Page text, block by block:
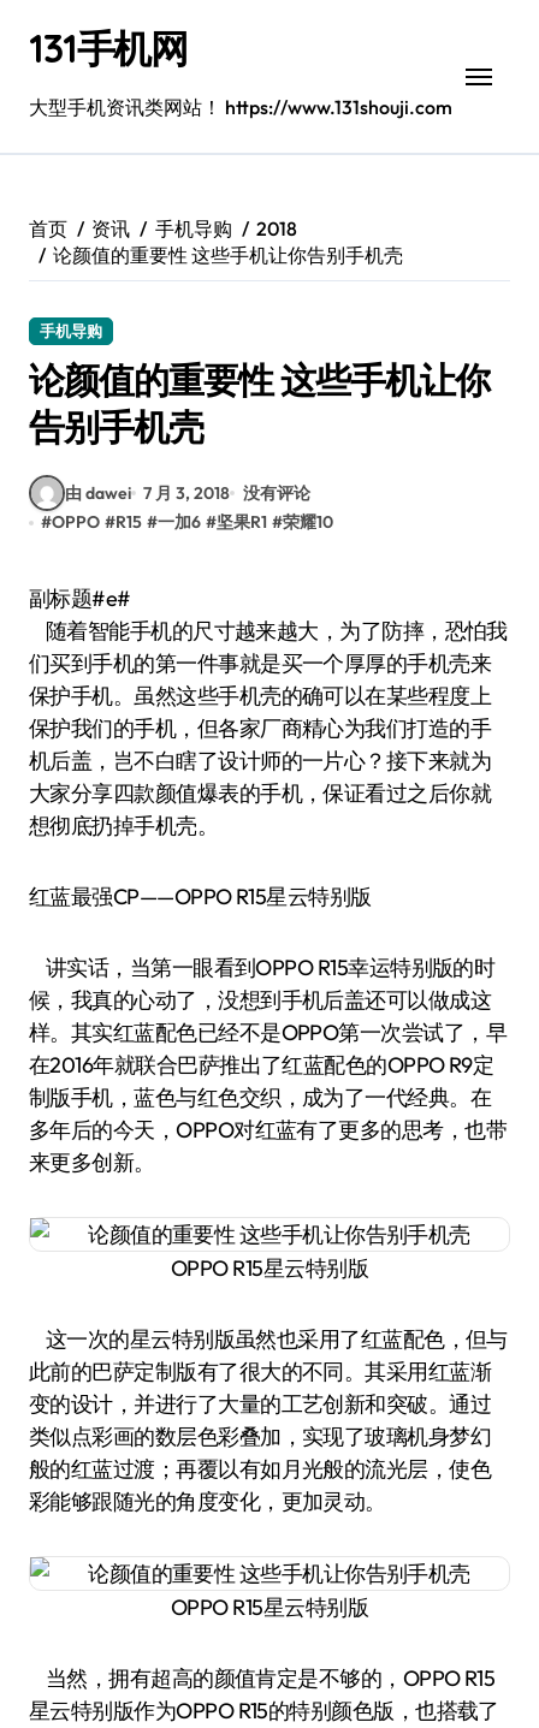
131手机网
大型手机资讯类网站！ https://www.131shouji.com
首页 资讯 手机导购
2018
论颜值的重要性 这些手机让你告别手机壳
手机导购
论颜值的重要性 这些手机让你
告别手机壳
由 dawei 7 月 3, 2018 没有评论
#OPPO #R15 #一加6 #坚果R1 #荣耀10
副标题#e#
随着智能手机的尺寸越来越大，为了防摔，恐怕我
们买到手机的第一件事就是买一个厚厚的手机壳来
保护手机。虽然这些手机壳的确可以在某些程度上
保护我们的手机，但各家厂商精心为我们打造的手
机后盖，岂不白瞎了设计师的一片心？接下来就为
大家分享四款颜值爆表的手机，保证看过之后你就
想彻底扔掉手机壳。
红蓝最强CP——OPPO R15星云特别版
讲实话，当第一眼看到OPPO R15幸运特别版的时
候，我真的心动了，没想到手机后盖还可以做成这
样。其实红蓝配色已经不是OPPO第一次尝试了，早
在2016年就联合巴萨推出了红蓝配色的OPPO R9定
制版手机，蓝色与红色交织，成为了一代经典。在
多年后的今天，OPPO对红蓝有了更多的思考，也带
来更多创新。
OPPO R15星云特别版
这一次的星云特别版虽然也采用了红蓝配色，但与
此前的巴萨定制版有了很大的不同。其采用红蓝渐
变的设计，并进行了大量的工艺创新和突破。通过
类似点彩画的数层色彩叠加，实现了玻璃机身梦幻
般的红蓝过渡；再覆以有如月光般的流光层，使色
彩能够跟随光的角度变化，更加灵动。
OPPO R15星云特别版
当然，拥有超高的颜值肯定是不够的，OPPO R15
星云特别版作为OPPO R15的特别颜色版，也搭载了